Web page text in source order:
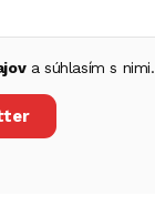
a súhlasím s nimi.